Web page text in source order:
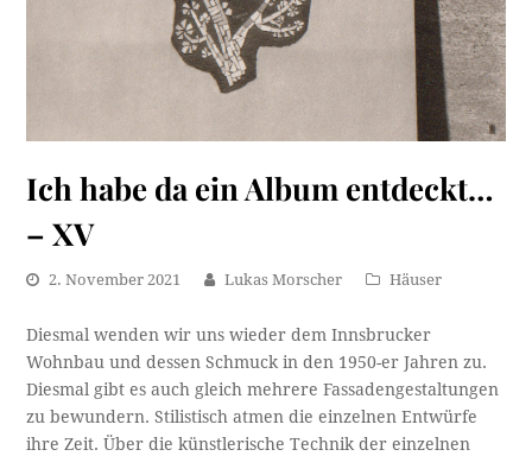
Ich habe da ein Album entdeckt…
– XV
2. November 2021 Lukas Morscher Häuser
Diesmal wenden wir uns wieder dem Innsbrucker
Wohnbau und dessen Schmuck in den 1950-er Jahren zu.
Diesmal gibt es auch gleich mehrere Fassadengestaltungen
zu bewundern. Stilistisch atmen die einzelnen Entwürfe
ihre Zeit. Über die künstlerische Technik der einzelnen